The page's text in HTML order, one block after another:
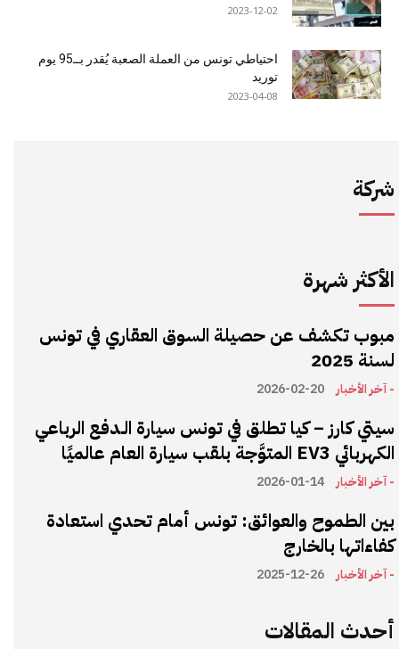
2023-12-02
احتياطي تونس من العملة الصعبة يُقدر بــ95 يوم
توريد
2023-04-08
شركة
الأكثر شهرة
مبوب تكشف عن حصيلة السوق العقاري في تونس
لسنة 2025
- آخر الأخبار 2026-02-20
سيتي كارز – كيا تطلق في تونس سيارة الـدفع الرباعي
الكهربائي EV3 المتوَّجة بلقب سيارة العام عالميًا
- آخر الأخبار 2026-01-14
بين الطموح والعوائق: تونس أمام تحدي استعادة
كفاءاتها بالخارج
- آخر الأخبار 2025-12-26
أحدث المقالات